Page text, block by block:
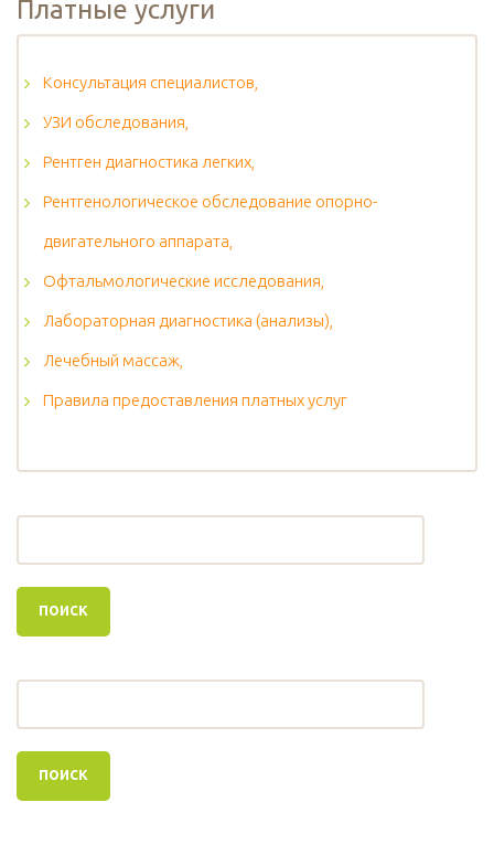
Платные услуги
Консультация специалистов,
УЗИ обследования,
Рентген диагностика легких,
Рентгенологическое обследование опорно-
двигательного аппарата,
Офтальмологические исследования,
Лабораторная диагностика (анализы),
Лечебный массаж,
Правила предоставления платных услуг